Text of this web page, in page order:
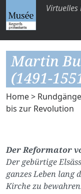
Virtuelles
Martin
(1491-
Home> Rundgänge
bis zur Revolution
Der Reformator
Der gebürtige
ganzes Leben lang
Kirche zu